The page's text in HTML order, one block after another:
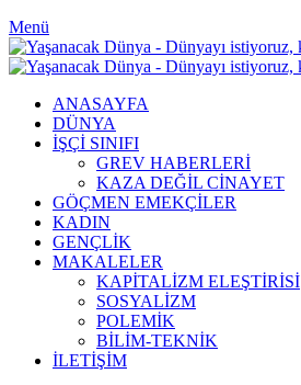
Menü
ANASAYFA
DÜNYA
İŞÇİ SINIFI
GREV HABERLERİ
KAZA DEĞİL CİNAYET
GÖÇMEN EMEKÇİLER
KADIN
GENÇLİK
MAKALELER
KAPİTALİZM ELEŞTİRİSİ
SOSYALİZM
POLEMİK
BİLİM-TEKNİK
ILETIŞIM